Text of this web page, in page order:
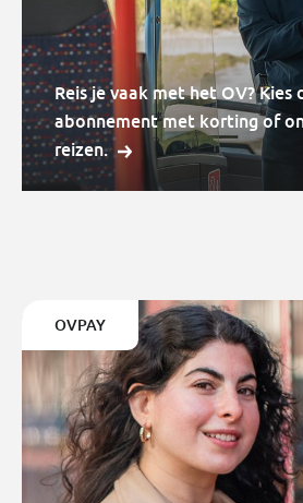
Reis je vaak met het OV? Kies
abonnement met korting of
reizen.
OVPAY